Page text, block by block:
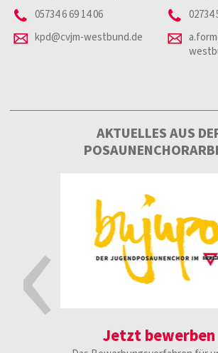
05734 6 69 14 06
kpd@cvjm-westbund.de
02734
AKTUELLES AUS
‹ Jetzt bewerben